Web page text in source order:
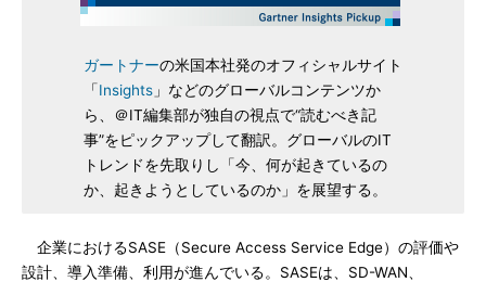
ガートナーの米国本社発のオフィシャルサイト
「Insights」などのグローバルコンテンツか
ら、＠IT編集部が独自の視点で“読むべき記
事”をピックアップして翻訳。グローバルのIT
トレンドを先取りし「今、何が起きているの
か、起きようとしているのか」を展望する。
企業におけるSASE（Secure Access Service Edge）の評価や
設計、導入準備、利用が進んでいる。SASEは、SD-WAN、